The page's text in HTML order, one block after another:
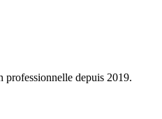
professionnelle depuis 2019.